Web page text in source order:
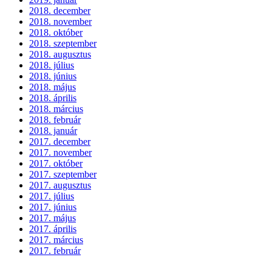
2018. december
2018. november
2018. október
2018. szeptember
2018. augusztus
2018. július
2018. június
2018. május
2018. április
2018. március
2018. február
2018. január
2017. december
2017. november
2017. október
2017. szeptember
2017. augusztus
2017. július
2017. június
2017. május
2017. április
2017. március
2017. február